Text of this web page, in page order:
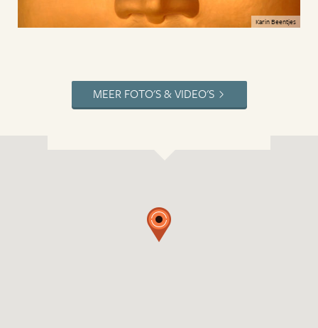
Karin Beentjes
MEER FOTO'S & VIDEO'S